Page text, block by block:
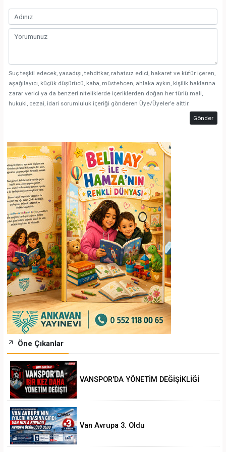
Suç teşkil edecek, yasadışı, tehditkar, rahatsız edici, hakaret ve küfür içeren,
aşağılayıcı, küçük düşürücü, kaba, müstehcen, ahlaka aykırı, kişilik haklarına
zarar verici ya da benzeri niteliklerde içeriklerden doğan her türlü mali,
hukuki, cezai, idari sorumluluk içeriği gönderen Üye/Üyeler’e aittir.
Gönder
Öne Çıkanlar
VANSPOR'DA YÖNETİM DEĞİŞİKLİĞİ
Van Avrupa 3. Oldu